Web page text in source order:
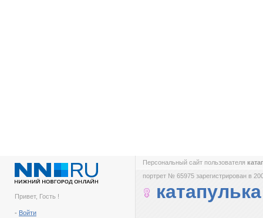
Привет, Гость !
- Войти
Персональный сайт пользователя
портрет № 65975 зарегистрирован в
катапулька